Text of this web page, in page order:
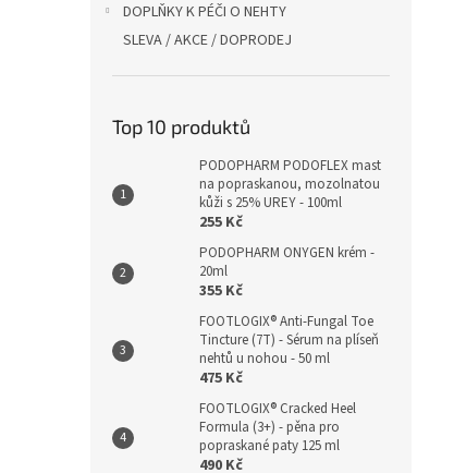
DOPLŇKY K PÉČI O NEHTY
SLEVA / AKCE / DOPRODEJ
Top 10 produktů
PODOPHARM PODOFLEX mast
na popraskanou, mozolnatou
kůži s 25% UREY - 100ml
255 Kč
PODOPHARM ONYGEN krém -
20ml
355 Kč
FOOTLOGIX® Anti-Fungal Toe
Tincture (7T) - Sérum na plíseň
nehtů u nohou - 50 ml
475 Kč
FOOTLOGIX® Cracked Heel
Formula (3+) - pěna pro
popraskané paty 125 ml
490 Kč